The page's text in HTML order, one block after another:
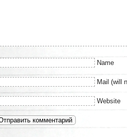
Name
Mail (will
Website